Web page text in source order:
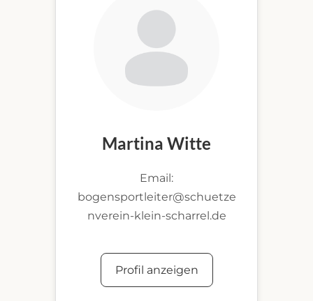
Martina Witte
Email:
bogensportleiter@schuetze
nverein-klein-scharrel.de
Profil anzeigen